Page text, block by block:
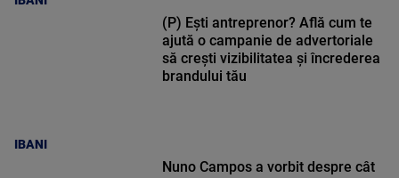
IBANI
(P) Ești antreprenor? Află cum te
ajută o campanie de advertoriale
să crești vizibilitatea și încrederea
brandului tău
Nuno Campos a vorbit despre cât